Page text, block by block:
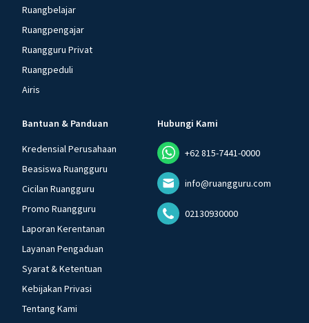
Ruangbelajar
Ruangpengajar
Ruangguru Privat
Ruangpeduli
Airis
Bantuan & Panduan
Kredensial Perusahaan
Beasiswa Ruangguru
Cicilan Ruangguru
Promo Ruangguru
Laporan Kerentanan
Layanan Pengaduan
Syarat & Ketentuan
Kebijakan Privasi
Tentang Kami
Hubungi Kami
+62 815-7441-0000
info@ruangguru.com
02130930000